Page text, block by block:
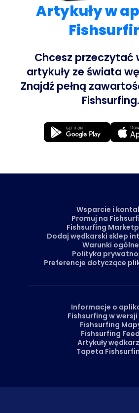
Artykuły w
Chcesz przeczytać
artykuły ze świata
Znajdź pełną
Fishsurfing.
Wsparcie i
Promuj na
Fishsurfing
Dodaj wędkarski sklep
Warunki ogólne
Polityka
Preferencje dotyczące
Informacje o
Fishsurfing w wersji
Fishsurfing
Fishsurfing Feed
Artykuły
Tapeta